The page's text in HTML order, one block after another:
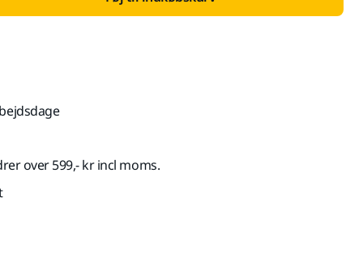
over 599,- kr incl moms.